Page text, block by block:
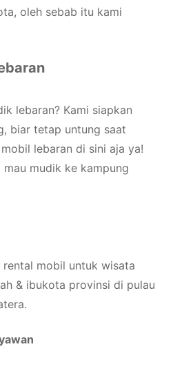
oleh sebab itu kami
lebaran? Kami siapkan
biar tetap untung saat
lebaran di sini aja ya!
mudik ke kampung
rental mobil untuk wisata
& ibukota provinsi di pulau